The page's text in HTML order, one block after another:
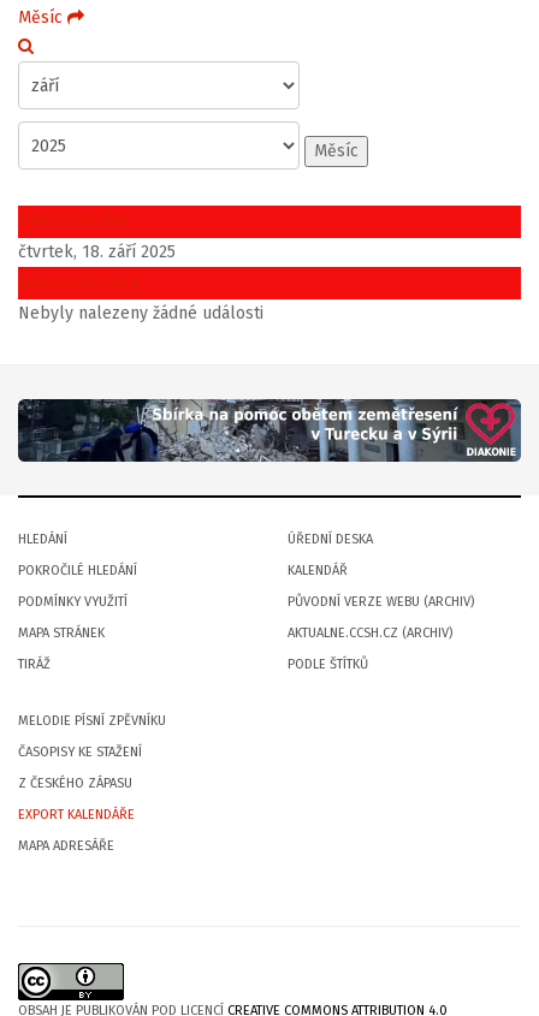
Měsíc
Měsíc
Předchozí den
čtvrtek, 18. září 2025
Následující den
Nebyly nalezeny žádné události
HLEDÁNÍ
POKROČILÉ HLEDÁNÍ
PODMÍNKY VYUŽITÍ
MAPA STRÁNEK
TIRÁŽ
ÚŘEDNÍ DESKA
KALENDÁŘ
PŮVODNÍ VERZE WEBU (ARCHIV)
AKTUALNE.CCSH.CZ (ARCHIV)
PODLE ŠTÍTKŮ
MELODIE PÍSNÍ ZPĚVNÍKU
ČASOPISY KE STAŽENÍ
Z ČESKÉHO ZÁPASU
EXPORT KALENDÁŘE
MAPA ADRESÁŘE
OBSAH JE PUBLIKOVÁN POD LICENCÍ CREATIVE COMMONS ATTRIBUTION 4.0